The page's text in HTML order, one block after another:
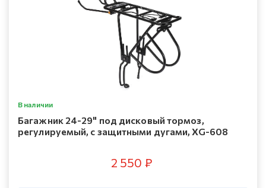
В наличии
Багажник 24-29" под дисковый тормоз,
регулируемый, с защитными дугами, XG-608
2 550 ₽